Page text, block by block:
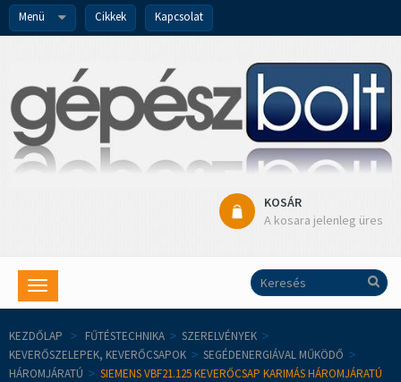
Menü Cikkek Kapcsolat
KOSÁR
A kosara jelenleg üres
Toggle
navigation
KEZDŐLAP > FŰTÉSTECHNIKA > SZERELVÉNYEK >
KEVERŐSZELEPEK, KEVERŐCSAPOK > SEGÉDENERGIÁVAL MŰKÖDŐ >
HÁROMJÁRATÚ > SIEMENS VBF21.125 KEVERŐCSAP KARIMÁS HÁROMJÁRATÚ